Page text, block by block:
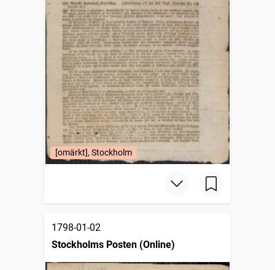
[omärkt], Stockholm
1798-01-02
Stockholms Posten (Online)